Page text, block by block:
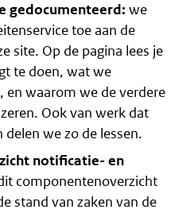
gedocumenteerd: we
toe aan de
site. Op de pagina lees je
te doen, wat we
en waarom we de verdere
Ook van werk dat
we zo de lessen.
notificatie- en
componentenoverzicht
stand van zaken van de